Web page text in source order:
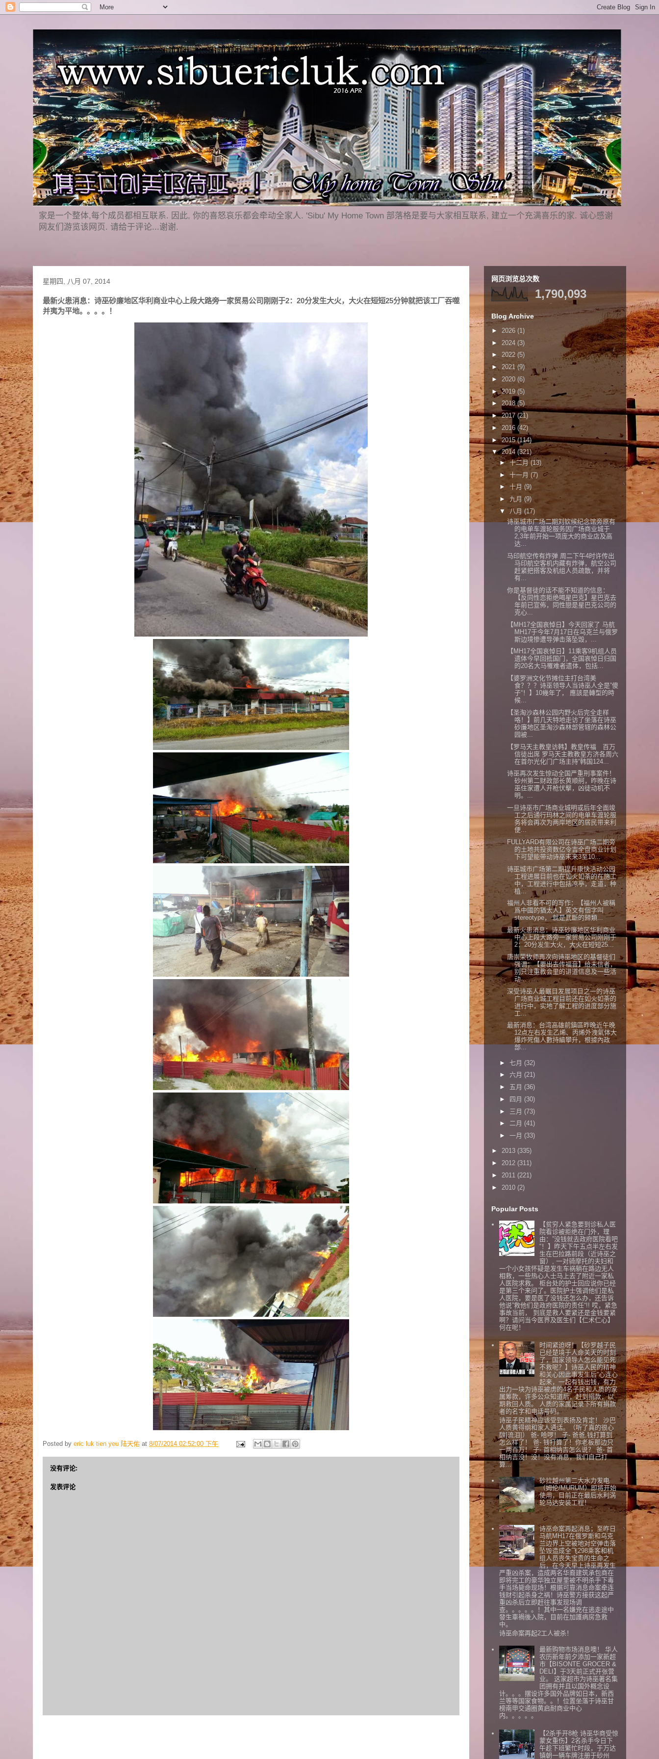
家是一个整体,每个成员都相互联系. 因此, 你的喜怒哀乐都会牵动全家人. 'Sibu' My Home Town 部落格是要与大家相互联系, 建立一个充满喜乐的家. 诚心感谢
网友们游览该网页. 请给于评论...谢谢.
星期四, 八月 07, 2014
最新火患消息：诗巫砂廉地区华利商业中心上段大路旁一家贸易公司刚刚于2：20分发生大火，大火在短短25分钟就把该工厂吞噬
并夷为平地。。。。！
Posted by eric luk tien yeu 陆天佑 at 8/07/2014 02:52:00 下午
没有评论:
发表评论
网页浏览总次数
1,790,093
Blog Archive
► 2026 (1)
► 2024 (3)
► 2022 (5)
► 2021 (9)
► 2020 (6)
►2019 (5)
► 2018(5)
►2017(21)
►2016 (42)
►2015(114)
▼2014 (321)
►十二月(13)
► 十一月 (7)
► 十月 (9)
► 九月 (9)
▼ 八月 (17)
诗巫城市广场二期刘钦候纪念馆旁原有
的电单车渡轮服务因广场商业城于
2,3年前开始一项庞大的商业店及高
达...
马印航空传有炸弹 周二下午4时许传出
马印航空客机内藏有炸弹，航空公司
赶紧把搭客及机组人员疏散，并将
有...
你是基督徒的话不能不知道的信息：
【反同性恋拒绝喝星巴克】星巴克去
年前已宣佈，同性戀是星巴克公司的
克心...
【MH17全国哀悼日】今天回家了 马航
MH17于今年7月17日在乌克兰与俄罗
斯边境惨遭导弹击落坠毁，...
【MH17全国哀悼日】11乘客9机组人员
遗体今早回抵国门，全国哀悼日归国
的20名大马罹难者遗体，包括...
【婆罗洲文化节摊位主打台湾美
食？？？诗巫领导人当诗巫人全是”傻
子“！】10幾年了， 應該是轉型的時
候...
【圣淘沙森林公园内野火后完全走样
咯！】前几天特地走访了坐落在诗巫
砂廉地区圣淘沙森林部管辖的森林公
园被...
【罗马天主教皇访韩】教皇传福 百万
信徒出席 罗马天主教教皇方济各周六
在首尔光化门广场主持“韩国124...
诗巫再次发生惊动全国严重刑事案件！
砂州第二财政部长黄顺舸，昨晚在诗
巫住家遭人开枪伏擊，凶徒动机不
明。...
一旦诗巫市广场商业城明或后年全面竣
工之后通行玛林之间的电单车渡轮服
务将会再次为两岸地区的居民带来利
便...
FULLYARD有限公司在诗巫广场二期旁
的土地共投资数亿令吉全盘商业计划
下可望能带动诗巫未来3至10...
诗巫城市广场第二期提升康快活动公园
工程进展目前也在如火如荼的在施工
中，工程进行中包括凉亭，走道，种
植...
福州人非看不可的写作：【福州人被稱
爲中國的猶太人】英文有個字叫
stereotype， 就是武斷的歸類...
最新火患消息：诗巫砂廉地区华利商业
中心上段大路旁一家贸易公司刚刚于
2：20分发生大火，大火在短短25...
唐崇荣牧师再次向诗巫地区的基督徒们
强调；【要出去传福音】给未信者，
别只注重教会里的讲道信息及一些活
动...
深受诗巫人最瞩目发展项目之一的诗巫
广场商业城工程目前还在如火如荼的
进行中，实地了解工程的进度部分施
工...
最新消息：台湾高雄前鎮區昨晚近午晚
12点左右发生乙烯、丙烯外洩氣体大
爆炸死傷人數持續攀升，根據內政
部...
► 七月 (32)
► 六月 (21)
► 五月 (36)
►
四月 (30)
► 三月 (73)
► 二月 (41)
► 一月 (33)
► 2013 (335)
► 2012 (311)
► 2011 (221)
► 2010 (2)
Popular Posts
【贫穷人紧急要到诊私人医
院看诊被拒绝在门外，理
由：”没钱就去政府医院看吧
“！】昨天下午五点半左右发
生在巴拉路前段（近诗巫之
窗）, 一对骑摩托的夫妇和
一个小女孩怀疑是发生车祸躺在路边无人
相救，一些热心人士马上去了附近一家私
人医院求救。 柜台处的护士回应说你已经
是第三个来问了。医院护士强调他们是私
人医院，要是医了没钱还怎么办，还告诉
他说”救他们是政府医院的责任“!! 哎，紧急
事故当前， 到底是救人要紧还是金钱要紧
啊？请问当今医界及医生们【仁术仁心】
何在呢！
时间紧迫呀！【砂罗越子民
已经楚境于人命关天的时刻
了，国家领导人怎么能见死
不救呢？】诗巫人民的精神
和关心因此事发生后“心连心
起来，一起有钱出钱，有力
出力一块为诗巫被虏的4名子民和人质的家
属筹款，许多公众知道后，赶到捐款，以
期救回人质。 人质的家属记录下所有捐款
者的名字和电话号码。
诗巫子民精神应该受到表扬及肯定！ 沙巴
人质黄得纲和家人通话。（听了真的很心
酸[流泪]） 爸- 哈啰！ 子- 爸爸,钱打算到
怎么样了！ 爸- 钱打算了！你老板那边只
一两百万！ 子- 首相纳吉怎么说？ 爸- 首
相纳吉没！没！没有消息，我们自己打
算...
砂拉越州第二大水力发电
（姆伦/MURUM）即将开始
使用，目前正在最后水利涡
轮马达安装工程！
诗巫命案再起消息；至昨日
马航MH17在俄罗斯和乌克
兰边界上空被地对空弹击落
坠毁造成全飞298乘客和机
组人员丧失宝贵的生命之
后，在今天早上诗巫再发生
严重凶杀案，造成两名华裔建筑承包商在
即将完工的豪华独立屋里被不明杀手下毒
手当场毙命现场！根据可靠消息命案牵连
钱财引起杀身之祸！诗巫警方接获这起严
重凶杀后立即赶往事发现场调
查。。。。。！其中一名嫌兇在逃走途中
發生車禍後入院，目前在加護病房急救
中。
诗巫命案再起2工人被杀！
最新购物市场消息噢！ 华人
农历新年前夕添加一家新超
市【BISONTE GROCER &
DELI】于3天前正式开张营
业。 这家超市为诗巫著名集
团拥有并且以国外概念设
计。。。摆设许多国外品牌如日本，新西
兰等等国家食物。。！位置坐落于诗巫甘
榜南甲交通圈黄启耐商业中心
内。。。。。
【2杀手开8枪 诗巫华商受惊
蒙女重伤】2名杀手今日下
午趁下班繁忙时段，于万达
镇朝一辆车牌注册于砂州